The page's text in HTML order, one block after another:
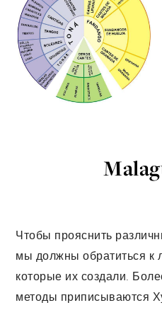
Чтобы прояснить
мы должны обратиться к
которые их создали.
методы приписываются